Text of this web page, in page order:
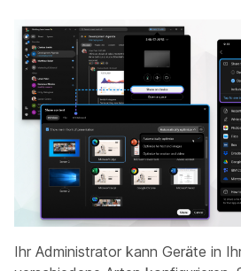
Ihr Administrator kann Geräte in